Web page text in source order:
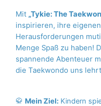
Mit „Tykie: The
inspirieren, ihre
Herausforderungen
Menge Spaß zu haben!
spannende Abenteuer
die Taekwondo uns
🥋 Mein Ziel: Kindern